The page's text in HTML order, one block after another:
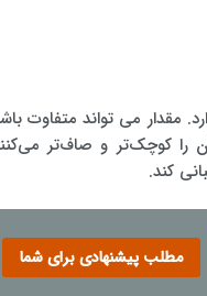
مقدار می تواند متفاوت
را کوچک‌تر و صاف‌تر
کند.
مطلب پیشنهادی برای شما